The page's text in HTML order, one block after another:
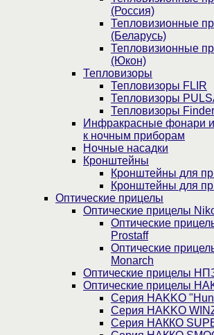
(Россия)
Тепловизионные
(Беларусь)
Тепловизионные
(Юкон)
Тепловизоры
Тепловизоры FLIR
Тепловизоры
Тепловизоры Finder
Инфракрасные фонари
к ночным приборам
Ночные насадки
Кронштейны
Кронштейны для
Кронштейны для
Оптические прицелы
Оптические прицелы
Оптические
Prostaff
Оптические
Monarch
Оптические прицелы
Оптические прицелы
Cерия HAKKO
Серия НAKKO
Серия НАККО